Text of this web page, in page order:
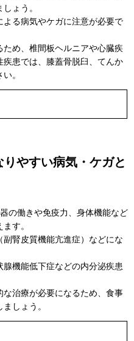
ょう。
る病気やケガに注意が必要で
め、椎間板ヘルニアや心臓疾
患では、膝蓋骨脱臼、てんか
。
やすい病気・ケガと
の働きや免疫力、身体機能など
す。
腎皮質機能亢進症）などにな
機能低下症などの内分泌疾患
治療が必要になるため、食事
しょう。